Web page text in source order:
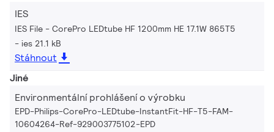
IES
IES File - CorePro LEDtube HF 1200mm HE 17.1W 865T5
ies 21.1 kB
Stáhnout
Jiné
Environmentální prohlášení o výrobku
EPD-Philips-CorePro-LEDtube-InstantFit-HF-T5-FAM-
10604264-Ref-929003775102-EPD